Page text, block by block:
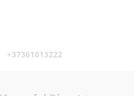
+37361013222